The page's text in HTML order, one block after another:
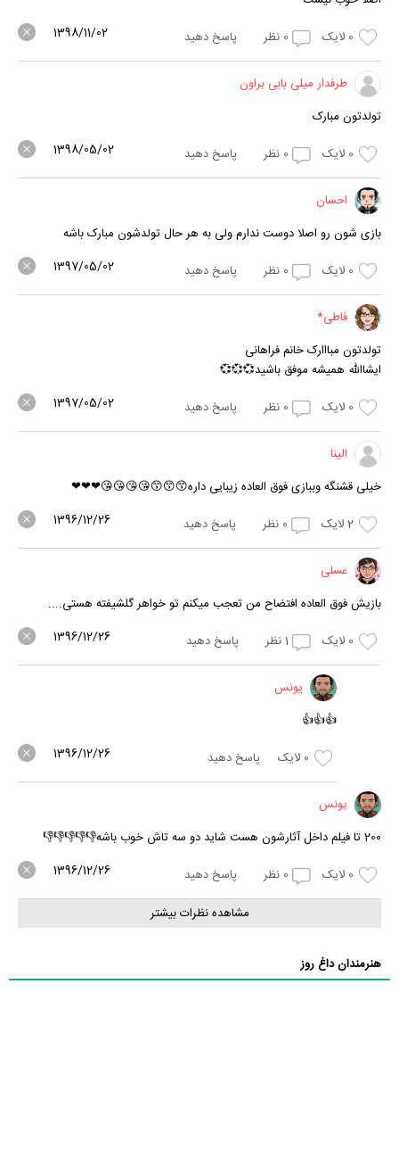
0 لایک 0 نظر پاسخ دهید 1398/11/02
طرفدار میلی بابی براون
تولدتون مبارک
0 لایک 0 نظر پاسخ دهید 1398/05/02
احسان
بازی شون رو اصلا دوست ندارم ولی به هر حال تولدشون مبارک باشه
0 لایک 0 نظر پاسخ دهید 1397/05/02
فاطی*
تولدتون مبااارک خانم فراهانی
ایشاالله همیشه موفق باشید💞💞💞
0 لایک 0 نظر پاسخ دهید 1397/05/02
الینا
خیلی قشنگه وببازی فوق العاده زیبایی داره😙😙😙😘😘😘😘❤❤❤
2لایک 0 نظر پاسخ دهید 1396/12/26
عسلی
بازیش فوق العاده افتضاح من تعجب میکنم تو خواهر گلشیفته هستی....
0 لایک 1نظر پاسخ دهید 1396/12/26
یونس
👍👍👍
0 لایک پاسخ دهید 1396/12/26
یونس
200 تا فیلم داخل آثارشون هست شاید دو سه تاش خوب باشه👎👎👎👎👎
0 لایک 0 نظر پاسخ دهید 1396/12/26
مشاهده نظرات بیشتر
هنرمندان داغ روز